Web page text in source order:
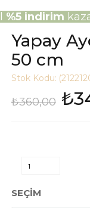
%5 indirim
Yapay
50 cm
Stok Kodu:
₺360,00
SEÇIM